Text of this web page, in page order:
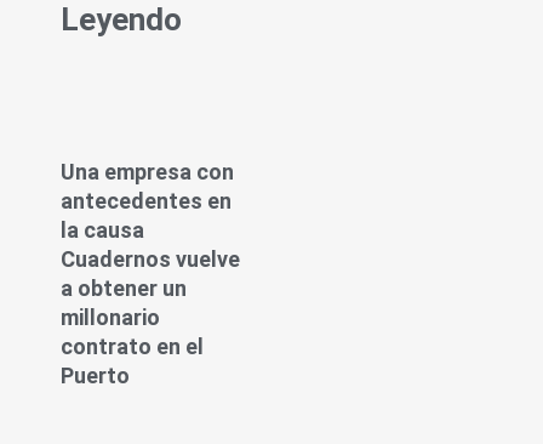
Leyendo
Una empresa con
antecedentes en
la causa
Cuadernos vuelve
a obtener un
millonario
contrato en el
Puerto